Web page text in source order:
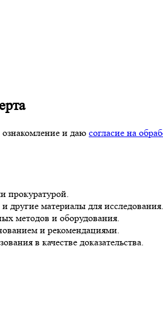
и даю согласие на
прокуратурой.
другие материалы для исследования.
методов и оборудования.
и рекомендациями.
в качестве доказательства.